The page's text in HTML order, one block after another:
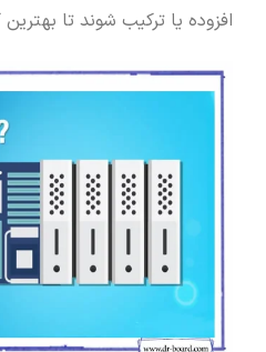
افزوده یا ترکیب شوند تا